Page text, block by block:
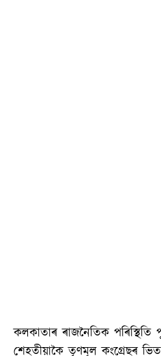
কলকাতাৰ ৰাজনৈতিক পৰিস্থিতি
শেহতীয়াকৈ তৃণমূল কংগ্ৰেছৰ